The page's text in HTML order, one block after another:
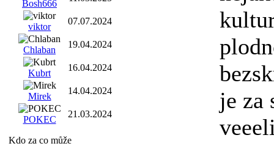
Bosh666
viktor
07.07.2024
Chlaban
19.04.2024
Kubrt
16.04.2024
Mirek
14.04.2024
POKEC
21.03.2024
Kdo za co může
je za